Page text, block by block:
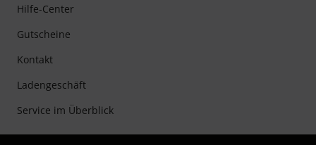
Hilfe-Center
Gutscheine
Kontakt
Ladengeschäft
Service im Überblick